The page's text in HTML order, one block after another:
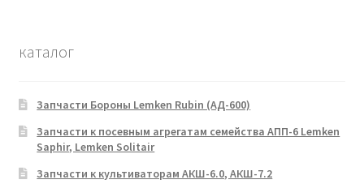
каталог
Запчасти Бороны Lemken Rubin (АД-600)
Запчасти к посевным агрегатам семейства АПП-6 Lemken
Saphir, Lemken Solitair
Запчасти к культиваторам АКШ-6.0, АКШ-7.2